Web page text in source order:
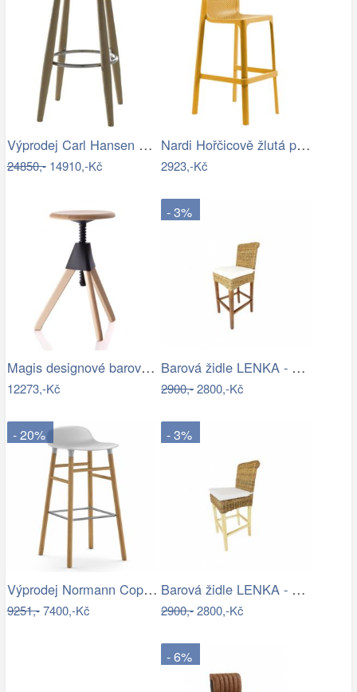
Výprodej Carl Hansen designové barové…
24850,-14910,-Kč
Nardi Hořčicově žlutá plastová zahradní…
2923,-Kč
Magis designové barové židle The Wild…
12273,-Kč
- 3%
Barová židle LENKA - banánový list -…
2900,-2800,-Kč
- 20%
Výprodej Normann Copenhagen designové…
9251,-7400,-Kč
- 3%
Barová židle LENKA - banánový list -…
2900,-2800,-Kč
- 6%